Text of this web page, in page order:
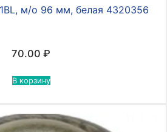
м/о 96 мм, белая 4320356
70.00 ₽
В корзину